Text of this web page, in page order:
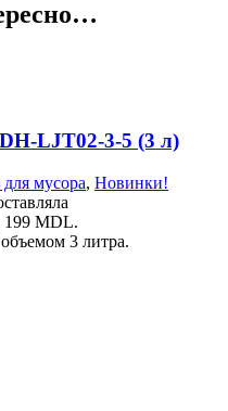
LJT02-3-5 (3 л)
мусора, Новинки!
199 MDL.
3 литра.